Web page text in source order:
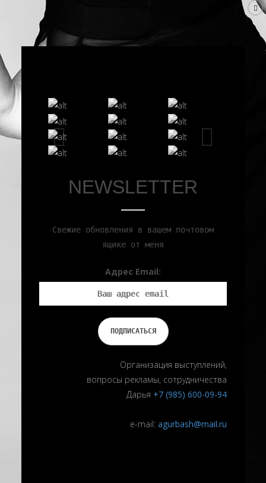
ФОТО
NEWSLETTER
Cвежие обновления в вашем почтовом
ящике от меня
Адрес Email:
Организация выступлений,
вопросы рекламы, сотрудничества
Дарья +7 (985) 600-09-94
e-mail: agurbash@mail.ru